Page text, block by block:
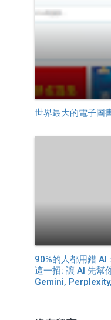
世界最大的電子圖
90%的人都用錯
這一招: 讓 AI 先幫
Gemini,